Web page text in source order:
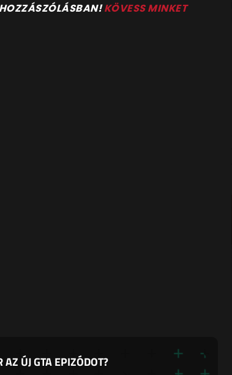
KÖVESS MINKET
ÚJ GTA EPIZÓDOT?